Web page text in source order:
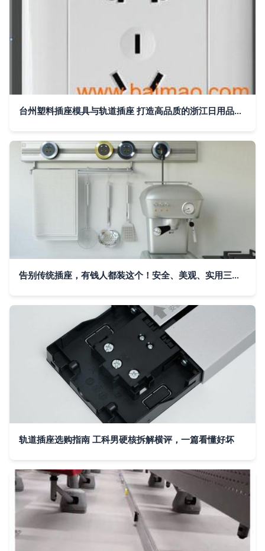
台州塑料插座模具与轨道插座 打造高品质的浙江日用品模具制造
告别传统插座，有钱人都装这个！安全、美观、实用三合一的轨道插座
轨道插座选购指南 工科男硬核拆解横评，一篇看懂好坏